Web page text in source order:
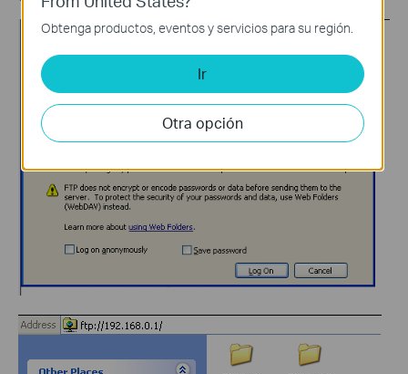
Obtenga productos, eventos y servicios para su región.
Ir
Otra opción